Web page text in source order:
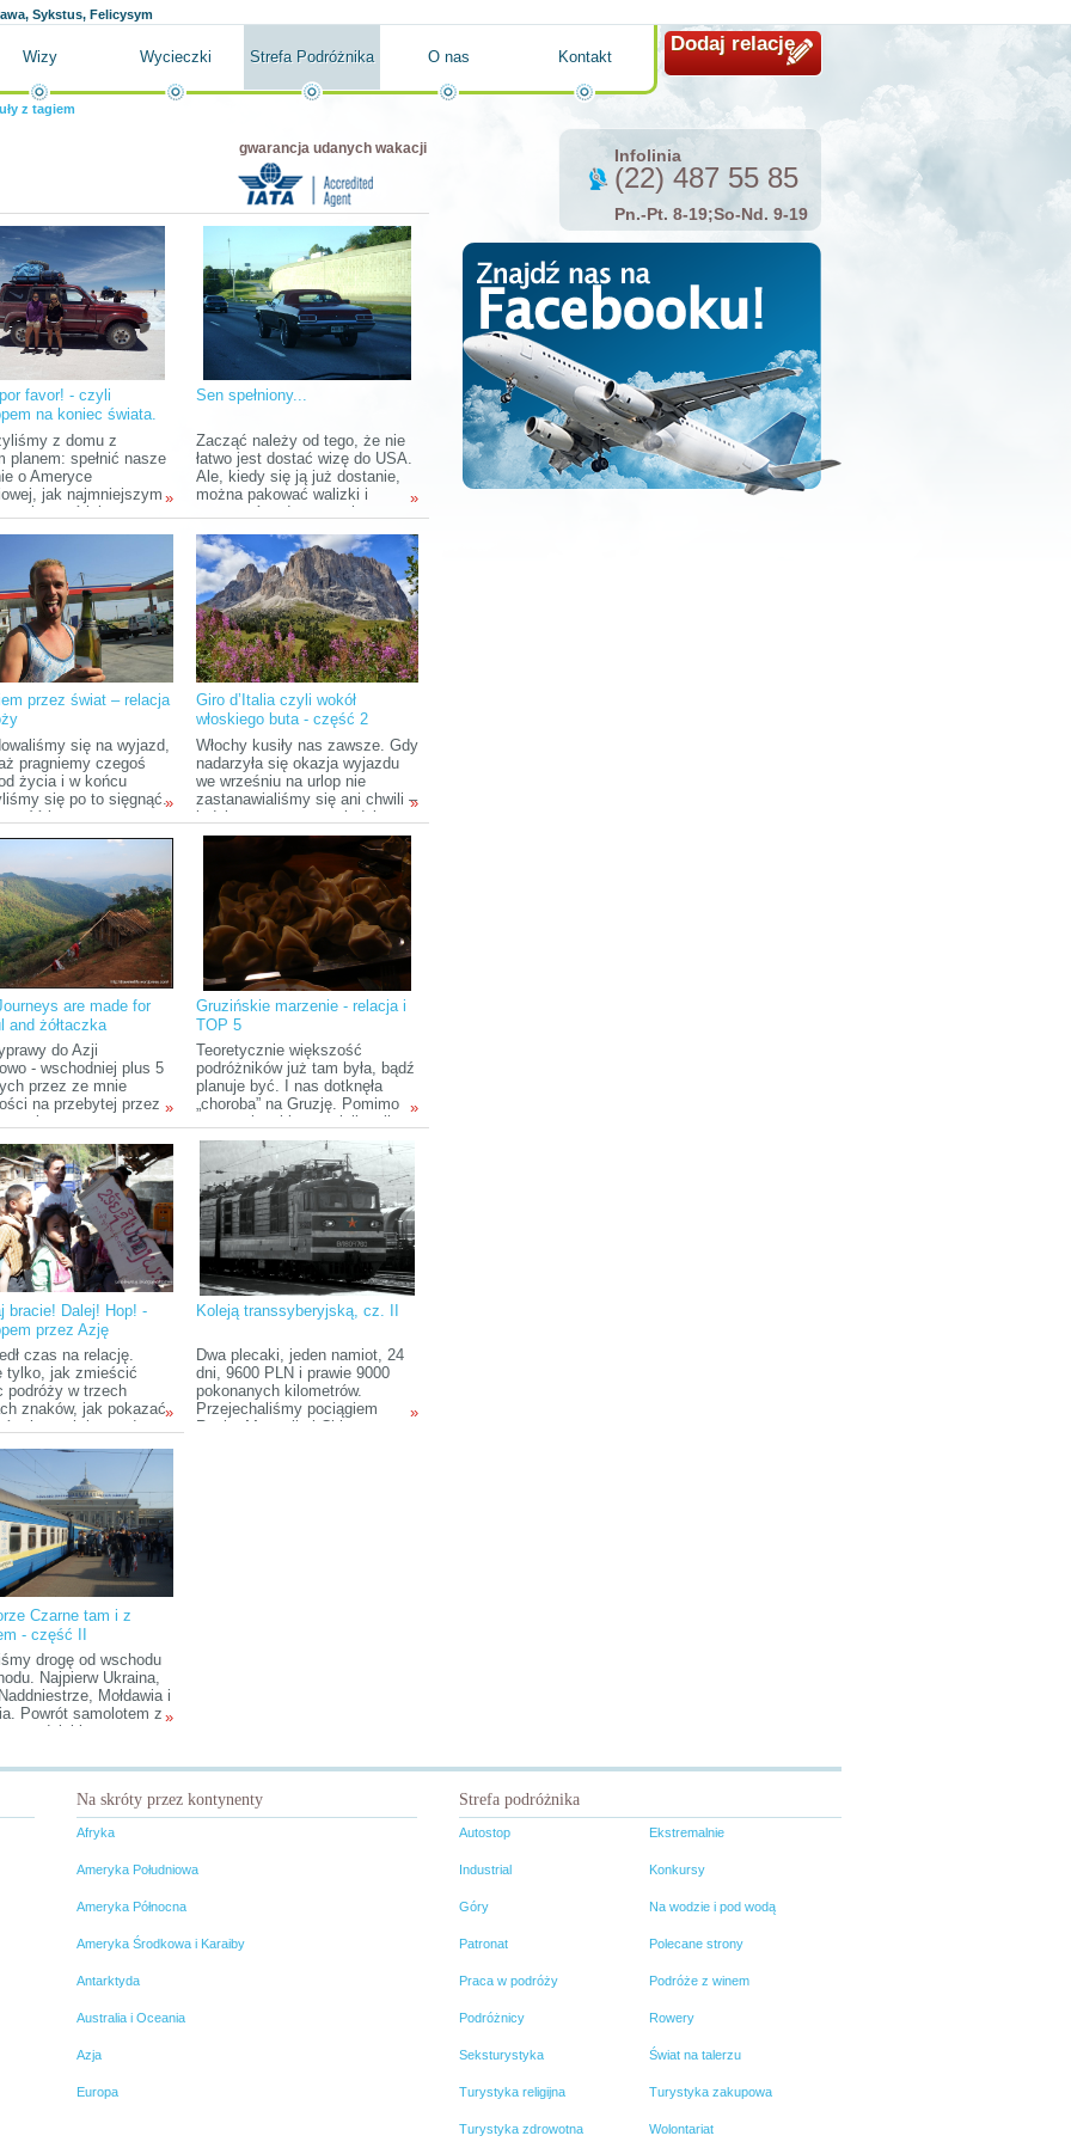
Sykstus, Felicysym
Dodaj relację
Wizy Wycieczki Strefa Podróżnika O nas Kontakt
z tagiem
gwarancja udanych wakacji
favor! - czyli
na koniec świata.
II
z domu z
planem: spełnić nasze
o Ameryce
jak najmniejszym
zobaczyć jak
»
Sen spełniony...
Zacząć należy od tego, że nie
łatwo jest dostać wizę do USA.
Ale, kiedy się ją już dostanie,
można pakować walizki i
wyruszać w drogę, mając przy
Stanach nie cofnie nas z
lotniska, bo to też, podobno
może się zdarzyć.
»
przez świat – relacja
się na wyjazd,
pragniemy czegoś
życia i w końcu
się po to sięgnąć.
i
zaczęły nas
rozwijać swoje
pieniądze,
do auta i
wszystko za
»
Giro d’Italia czyli wokół
włoskiego buta - część 2
Włochy kusiły nas zawsze. Gdy
nadarzyła się okazja wyjazdu
we wrześniu na urlop nie
zastanawialiśmy się ani chwili –
jedziemy na samo południe.
Nigdy nie planujemy dokładnie
trasy – układamy ją z grubsza,
a zawsze po drodze okazuje
się, że jest jeszcze coś
ciekawego do zobaczenia.
Ponieważ podróżujemy
camperem nie musimy się
martwić o noclegi i posiłki –
domek mamy zawsze ze sobą
:)
»
are made for
and żółtaczka
do Azji
- wschodniej plus 5
przez ze mnie
na przebytej przez
trasie.
»
Gruzińskie marzenie - relacja i
TOP 5
Teoretycznie większość
podróżników już tam była, bądź
planuje być. I nas dotknęła
„choroba” na Gruzję. Pomimo
postępującej komercjalizacji to
wciąż jedno z najbliższych nam
miejsc oferujących za
przystępną cenę tyle atrakcji na
tak małej przestrzeni. Do tego
arcyciekawa historia i kultura,
kuchnia i ludzie dla których
Polak i Gruzin to brat. Relacja z
podróży wraz z opisem TOP 5
rzeczy, który musimy
koniecznie zobaczyć/zrobić w
Gruzji.
»
bracie! Dalej! Hop! -
przez Azję
czas na relację.
tylko, jak zmieścić
podróży w trzech
znaków, jak pokazać
jest tak inna od
Europy.
»
Koleją transsyberyjską, cz. II
Dwa plecaki, jeden namiot, 24
dni, 9600 PLN i prawie 9000
pokonanych kilometrów.
Przejechaliśmy pociągiem
Rosję, Mongolię i Chiny,
»
Czarne tam i z
- część II
drogę od wschodu
Najpierw Ukraina,
Mołdawia i
Powrót samolotem z
dzięki
Początek
»
Infolinia
(22) 487 55 85
Pn.-Pt. 8-19;So-Nd. 9-19
Na skróty przez kontynenty
Afryka
Ameryka Południowa
Ameryka Północna
Ameryka Środkowa i Karaiby
Antarktyda
Australia i Oceania
Azja
Europa
Strefa podróżnika
Autostop Ekstremalnie
Industrial Konkursy
Góry Na wodzie i pod wodą
Patronat Polecane strony
Praca w podróży Podróże z winem
Podróżnicy Rowery
Seksturystyka Świat na talerzu
Turystyka religijna Turystyka zakupowa
Turystyka zdrowotna Wolontariat